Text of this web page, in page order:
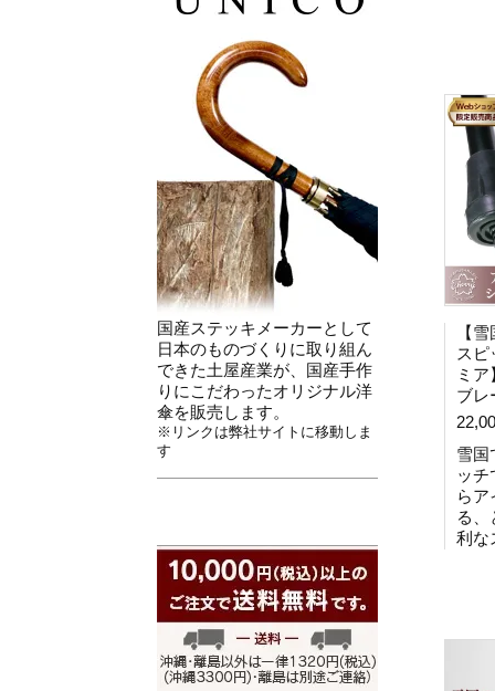
【
スピ
ミ
ブレ
雪国
ッチ
らア
る、
利な
国産ステッキメーカーとして
日本のものづくりに取り組ん
できた土屋産業が、国産手作
りにこだわったオリジナル洋
傘を販売します。
※リンクは弊社サイトに移動しま
す